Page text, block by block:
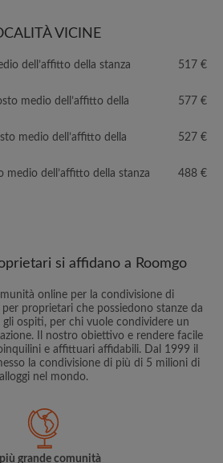
VICINE
dell’affitto della stanza 517 €
medio dell’affitto della
577 €
medio dell’affitto della
527 €
medio dell’affitto della stanza 488 €
si affidano a Roomgo
online per la condivisione di
proprietari che possiedono stanze da
ospiti, per chi vuole condividere un
Il nostro obiettivo e rendere facile
e affittuari affidabili. Dal 1999 il
la condivisione di più di 5 milioni di
alloggi nel mondo.
più grande comunità